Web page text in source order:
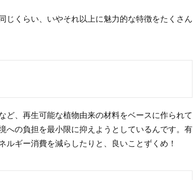
じくらい、いやそれ以上に魅力的な特徴をたくさん
ど、再生可能な植物由来の材料をベースに作られて
への負担を最小限に抑えようとしているんです。有
ギー消費を減らしたりと、良いことずくめ！